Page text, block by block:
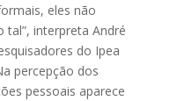
eles não
interpreta André
do Ipea
percepção dos
pessoais aparece